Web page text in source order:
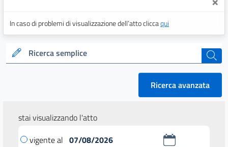
In caso di problemi di visualizzazione dell’atto cliccaqui
Ricerca semplice cerca
Ricerca avanzata
stai visualizzando l'atto
vigente al